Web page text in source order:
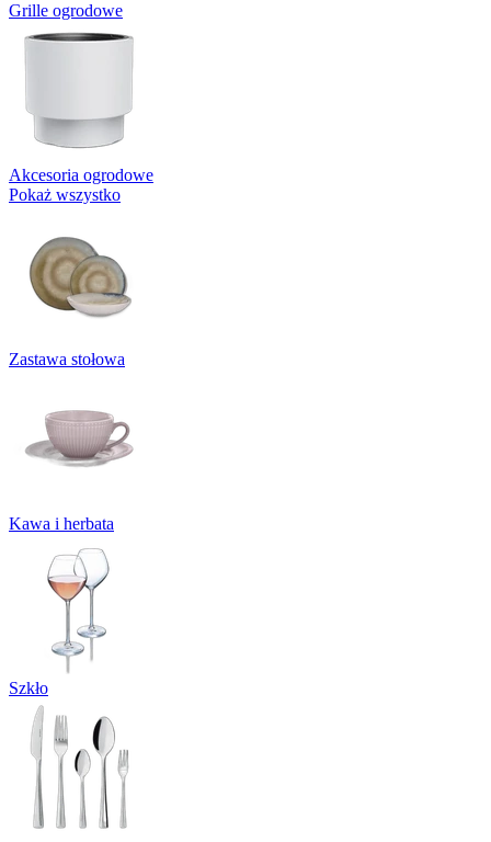
Grille ogrodowe
Akcesoria ogrodowe
Pokaż wszystko
Zastawa stołowa
Kawa i herbata
Szkło